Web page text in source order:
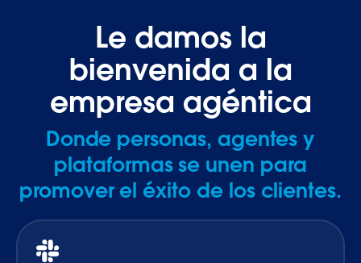
Le damos la
bienvenida a la
empresa agéntica
Donde personas, agentes y
plataformas se unen para
promover el éxito de los clientes.